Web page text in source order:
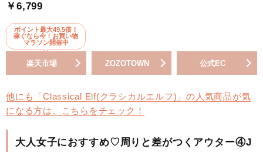
￥6,799
ポイント最大49.5倍！
稼ぐなら今！お買い物
マラソン開催中
楽天市場 ZOZOTOWN 公式EC
他にも「Classical Elf(クラシカルエルフ)」の人気商品が気
になる方は、こちらをチェック！
大人女子におすすめ♡周りと差がつくアウター④J